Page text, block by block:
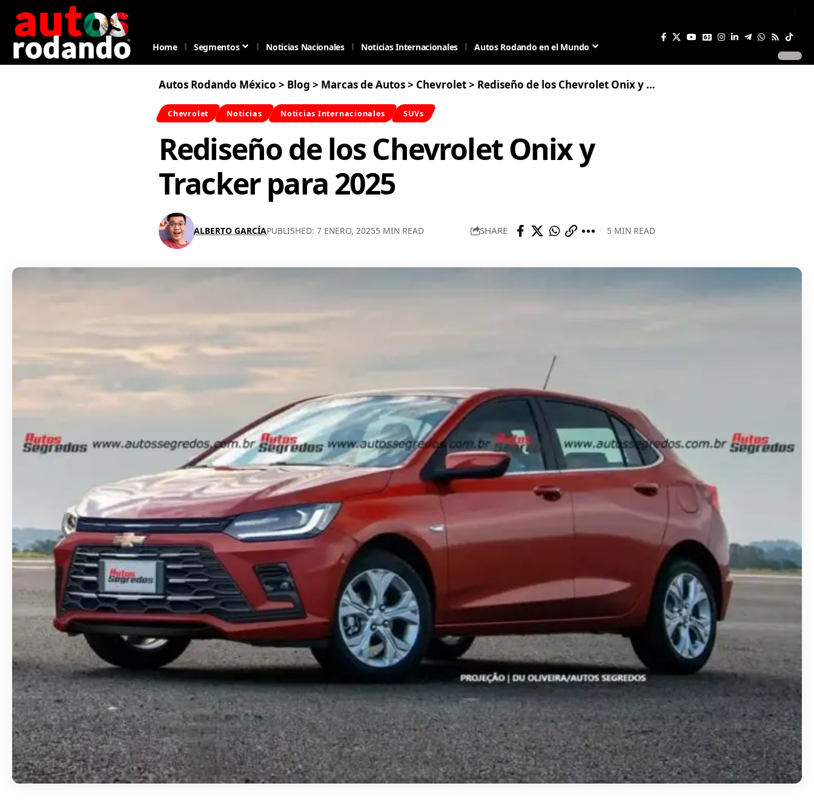
Home Segmentos Noticias Nacionales Noticias Internacionales Autos Rodando en el Mundo
Autos Rodando México > Blog > Marcas de Autos> Chevrolet> Rediseño de los Chevrolet Onix y Tracker para 2025
Chevrolet Noticias Noticias Internacionales SUVs
Rediseño de los Chevrolet Onix y
Tracker para 2025
ALBERTO GARCÍAPUBLISHED: 7 ENERO, 20255 MIN READ SHARE 5 MIN READ